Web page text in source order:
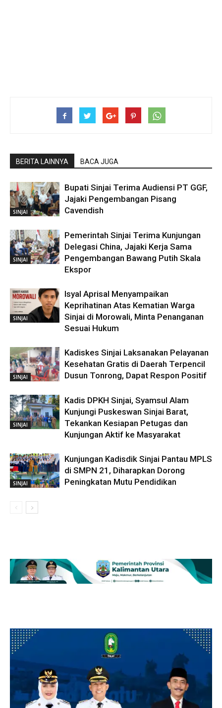
BERITA LAINNYA BACA JUGA
SINJAI
Bupati Sinjai Terima Audiensi PT GGF,
Jajaki Pengembangan Pisang
Cavendish
SINJAI
Pemerintah Sinjai Terima Kunjungan
Delegasi China, Jajaki Kerja Sama
Pengembangan Bawang Putih Skala
Ekspor
SINJAI
Isyal Aprisal Menyampaikan
Keprihatinan Atas Kematian Warga
Sinjai di Morowali, Minta Penanganan
Sesuai Hukum
SINJAI
Kadiskes Sinjai Laksanakan Pelayanan
Kesehatan Gratis di Daerah Terpencil
Dusun Tonrong, Dapat Respon Positif
SINJAI
Kadis DPKH Sinjai, Syamsul Alam
Kunjungi Puskeswan Sinjai Barat,
Tekankan Kesiapan Petugas dan
Kunjungan Aktif ke Masyarakat
SINJAI
Kunjungan Kadisdik Sinjai Pantau MPLS
di SMPN 21, Diharapkan Dorong
Peningkatan Mutu Pendidikan